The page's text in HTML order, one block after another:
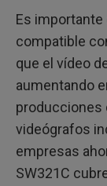
Es
compatible
que el vídeo
aumentando
producciones
videógrafos
empresas
SW321C